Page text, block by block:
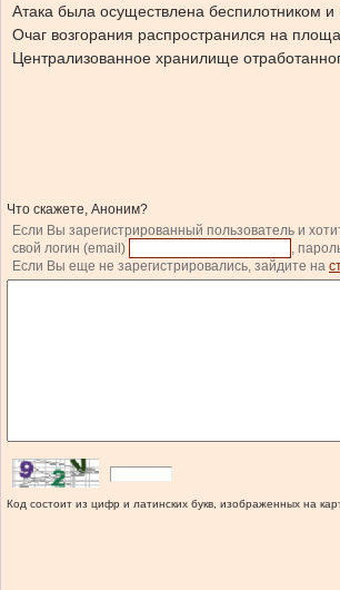
Атака была осуществлена беспилотником
Очаг возгорания распространился на
Централизованное хранилище
Что скажете, Аноним?
Если Вы зарегистрированный пользователь и
свой логин (email)
,
Если Вы еще не зарегистрировались, зайдите на
Код состоит из цифр и латинских букв, изображенных на